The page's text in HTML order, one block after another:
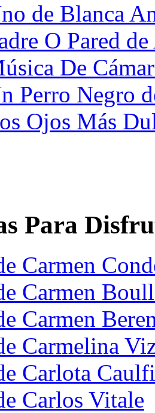
de Blanca
O Pared
De
Perro Negro
Ojos Más
Para
Carmen
Carmen
Carmen
Carmelina
Carlota
Carlos Vitale